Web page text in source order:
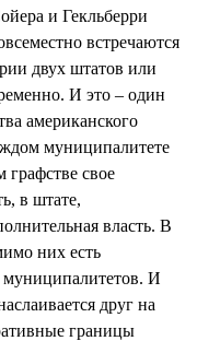
и Гекльберри
встречаются
двух штатов или
И это – один
американского
муниципалитете
графстве свое
в штате,
власть. В
них есть
муниципалитетов. И
друг на
границы